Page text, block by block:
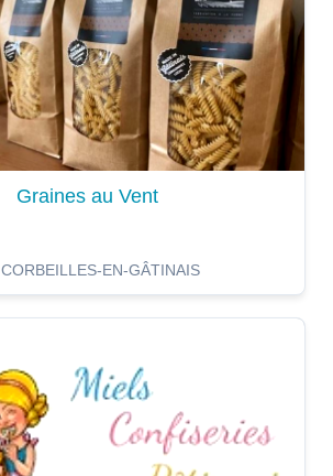
Graines au Vent
CORBEILLES-EN-GÂTINAIS